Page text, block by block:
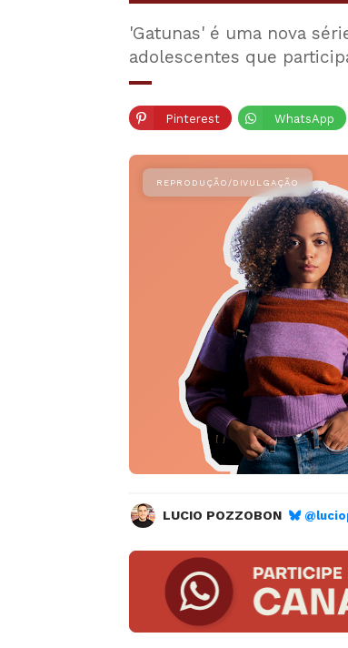
'Gatunas' é uma nova
adolescentes que
Pinterest WhatsApp
LUCIO POZZOBON